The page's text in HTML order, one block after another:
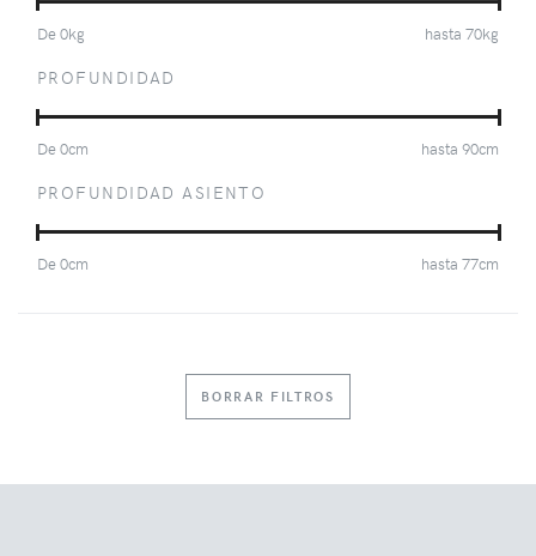
De0kg hasta 70kg
PROFUNDIDAD
De0cm hasta 90cm
PROFUNDIDAD ASIENTO
De0cm hasta 77cm
BORRAR FILTROS